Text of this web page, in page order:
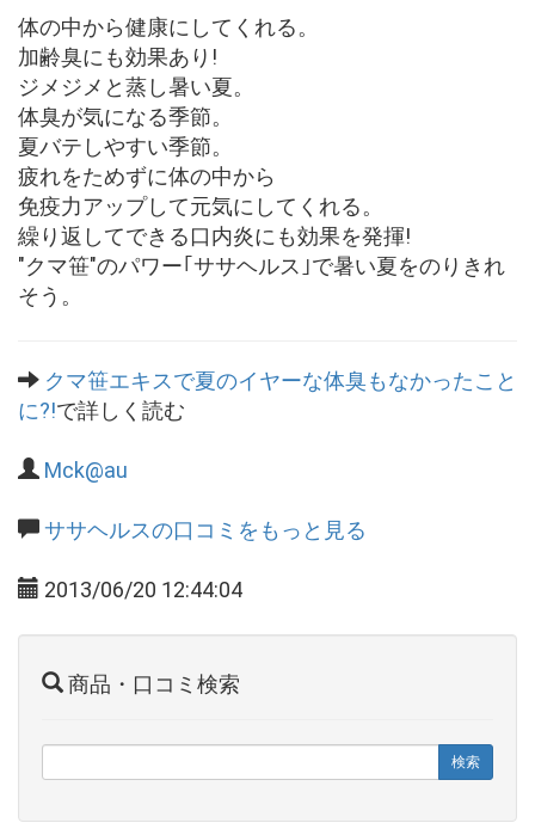
体の中から健康にしてくれる。
加齢臭にも効果あり!
ジメジメと蒸し暑い夏。
体臭が気になる季節。
夏バテしやすい季節。
疲れをためずに体の中から
免疫力アップして元気にしてくれる。
繰り返してできる口内炎にも効果を発揮!
"クマ笹"のパワー｢ササヘルス｣で暑い夏をのりきれ
そう。
クマ笹エキスで夏のイヤーな体臭もなかったこと
に?!で詳しく読む
Mck@au
ササヘルスの口コミをもっと見る
2013/06/20 12:44:04
商品・口コミ検索
検索